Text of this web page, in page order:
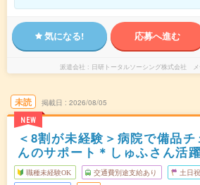
気になる! 応募へ進む
派遣会社 日研トータルソーシング株式会社
未読
NEW
掲載日 2026/08/05
＜8割が未経験＞病院で備品チ
んのサポート＊しゅふさん活
職種未経験OK 交通費別途支給あり 土日